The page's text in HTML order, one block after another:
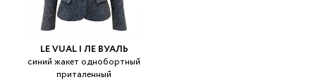
LE VUAL | ЛЕ ВУАЛЬ
синий жакет однобортный
приталенный